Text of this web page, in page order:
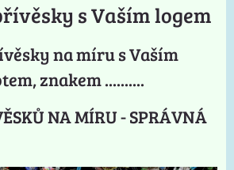
s Vaším logem
na míru s Vaším
znakem ..........
NA MÍRU - SPRÁVNÁ